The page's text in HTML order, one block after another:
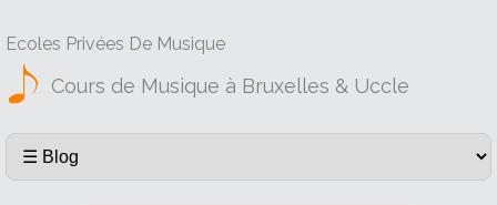
Ecoles Privées De Musique
Cours de Musique à Bruxelles & Uccle